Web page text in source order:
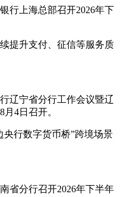
行上海总部召开2026年下
提升支付、征信等服务质
辽宁省分行工作会议暨辽
4日召开。
央行数字货币桥”跨境场景
省分行召开2026年下半年